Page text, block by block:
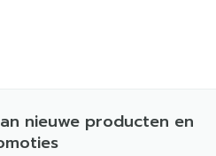
nieuwe producten en